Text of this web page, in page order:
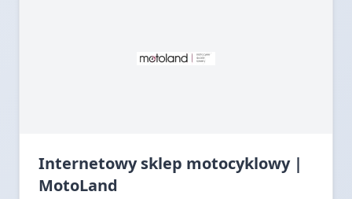
Internetowy sklep motocyklowy |
MotoLand